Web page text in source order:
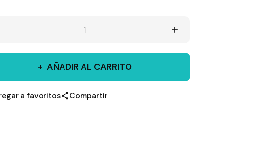
add
AÑADIR AL CARRITO
a favoritosshareCompartir